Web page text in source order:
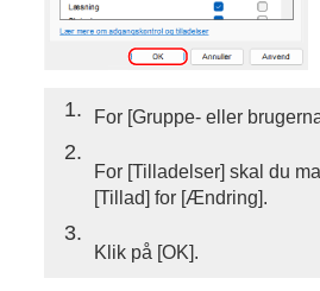
1 For [Gruppe- eller
2
For [Tilladelser] skal du
[Tillad] for [Ændring].
3
Klik på [OK].